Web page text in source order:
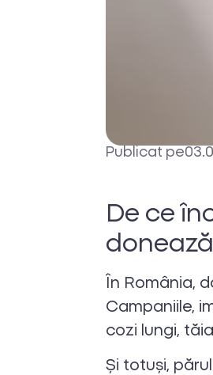
Publicat pe
De ce
În România,
Campaniile,
cozi lungi,
Și totuși,